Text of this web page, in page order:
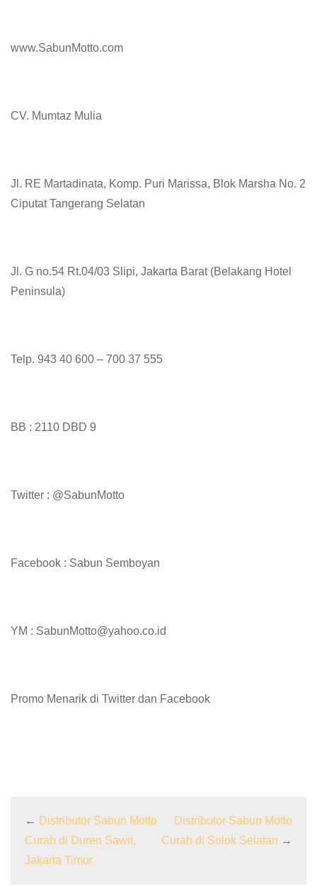
www.SabunMotto.com
CV. Mumtaz Mulia
Jl. RE Martadinata, Komp. Puri Marissa, Blok Marsha No. 2
Ciputat Tangerang Selatan
Jl. G no.54 Rt.04/03 Slipi, Jakarta Barat (Belakang Hotel
Peninsula)
Telp. 943 40 600 – 700 37 555
BB : 2110 DBD 9
Twitter : @SabunMotto
Facebook : Sabun Semboyan
YM : SabunMotto@yahoo.co.id
Promo Menarik di Twitter dan Facebook
← Distributor Sabun Motto
Curah di Duren Sawit,
Jakarta Timur
Distributor Sabun Motto
Curah di Solok Selatan →